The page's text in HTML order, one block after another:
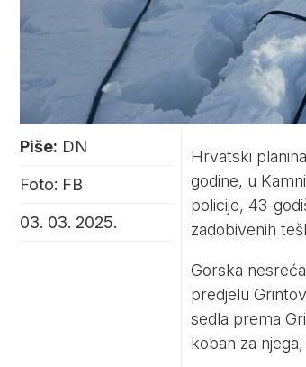
Piše: DN
Foto: FB
03. 03. 2025.
Hrvatski
godine, u
policije, 43-
zadobivenih
Gorska
predjelu
sedla prema
koban za